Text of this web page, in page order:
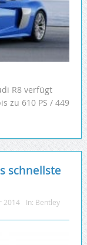
R8 verfügt
zu 610 PS / 449
schnellste
2014 In: Bentley